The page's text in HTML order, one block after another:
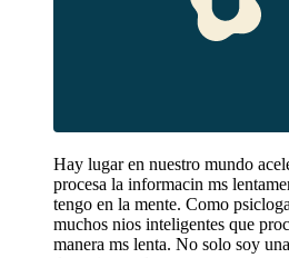
Hay lugar en nuestro mundo
procesa la informacin ms
tengo en la mente. Como
muchos nios inteligentes que
manera ms lenta. No solo soy